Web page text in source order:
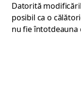
Datorită
posibil ca o
nu fie întotdeauna